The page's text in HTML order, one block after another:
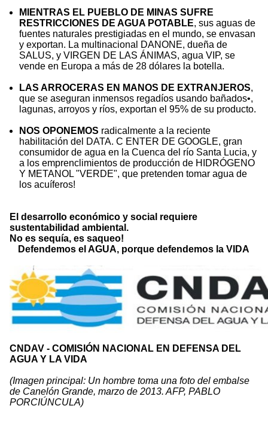
MIENTRAS EL PUEBLO DE MINAS SUFRE
RESTRICCIONES DE AGUA POTABLE, sus aguas de
fuentes naturales prestigiadas en el mundo, se envasan
y exportan. La multinacional DANONE, dueña de
SALUS, y VIRGEN DE LAS ÁNIMAS, agua VIP, se
vende en Europa a más de 28 dólares la botella.
LAS ARROCERAS EN MANOS DE EXTRANJEROS,
que se aseguran inmensos regadíos usando bañados•,
lagunas, arroyos y ríos, exportan el 95% de su producto.
NOS OPONEMOS radicalmente a la reciente
habilitación del DATA. C ENTER DE GOOGLE, gran
consumidor de agua en la Cuenca del río Santa Lucia, y
a los emprenclimientos de producción de HIDRÓGENO
Y METANOL "VERDE", que pretenden tomar agua de
los acuíferos!
El desarrollo económico y social requiere
sustentabilidad ambiental.
No es sequía, es saqueo!
Defendemos el AGUA, porque defendemos la VIDA
CNDAV - COMISIÓN NACIONAL EN DEFENSA DEL
AGUA Y LA VIDA
(Imagen principal: Un hombre toma una foto del embalse
de Canelón Grande, marzo de 2013. AFP, PABLO
PORCIÚNCULA)